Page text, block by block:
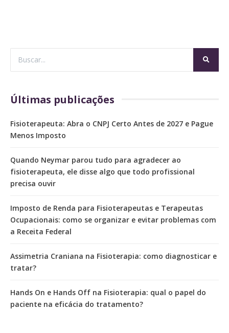
Últimas publicações
Fisioterapeuta: Abra o CNPJ Certo Antes de 2027 e Pague
Menos Imposto
Quando Neymar parou tudo para agradecer ao
fisioterapeuta, ele disse algo que todo profissional
precisa ouvir
Imposto de Renda para Fisioterapeutas e Terapeutas
Ocupacionais: como se organizar e evitar problemas com
a Receita Federal
Assimetria Craniana na Fisioterapia: como diagnosticar e
tratar?
Hands On e Hands Off na Fisioterapia: qual o papel do
paciente na eficácia do tratamento?